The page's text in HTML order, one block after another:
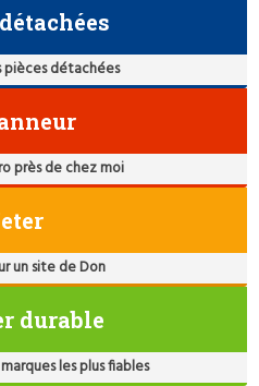
pièces détachées
près de chez moi
un site de Don
durable
les plus fiables